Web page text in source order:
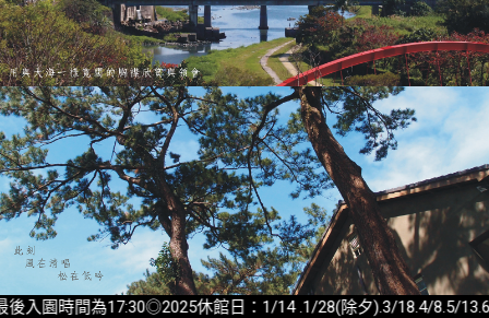
時間為17:30◎2025休館日：1/14 .1/28(除夕).3/18.4/8.5/13.6/